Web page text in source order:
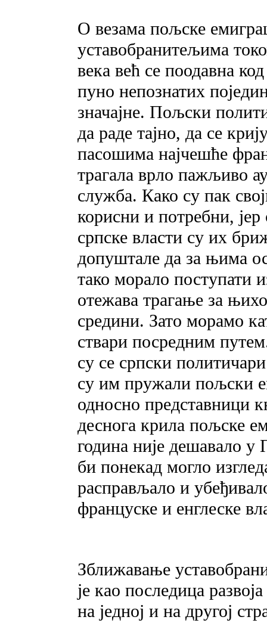
О везама пољске
уставобранитељима
века већ се поодавна
пуно непознатих
значајне. Пољски
да раде тајно, да се
пасошима најчешће
трагала врло пажљиво
служба. Како су пак
корисни и потребни,
српске власти су их
допуштале да за њима
тако морало поступати
отежава трагање за
средини. Зато морамо
ствари посредним
су се српски
су им пружали пољски
односно представници
деснога крила пољске
година није дешавало у
би понекад могло
расправљало и
француске и енглеске
Зближавање
је као последица
на једној и на другој